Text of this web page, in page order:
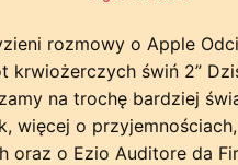
rozmowy o Apple
krwiożerczych świń 2”
na trochę bardziej
więcej o przyjemnościach,
oraz o Ezio Auditore da